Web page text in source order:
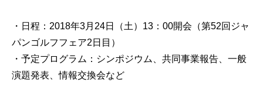
・日程：2018年3月24日（土）13：00開会（第52回ジャ
パンゴルフフェア2日目）
・予定プログラム：シンポジウム、共同事業報告、一般
演題発表、情報交換会など